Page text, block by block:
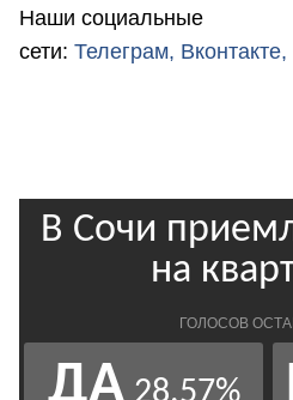
Наши социальные
сети: Телеграм, Вконтакте,